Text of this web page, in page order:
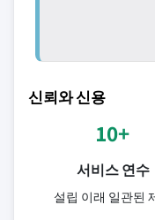
신뢰와 신용
10+
서비스 연수
설립 이래 일관된